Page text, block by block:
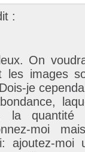
:
On
les images
je
la quantité
moi
ajoutez-moi